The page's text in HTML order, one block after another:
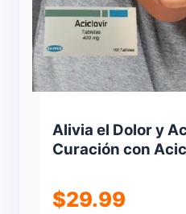
Alivia el Dolor y
Curación con
$29.99